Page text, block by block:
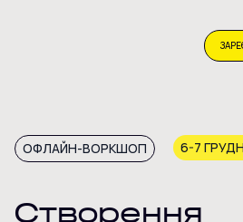
ОФЛАЙН-ВОРКШОП 6-7
Створення